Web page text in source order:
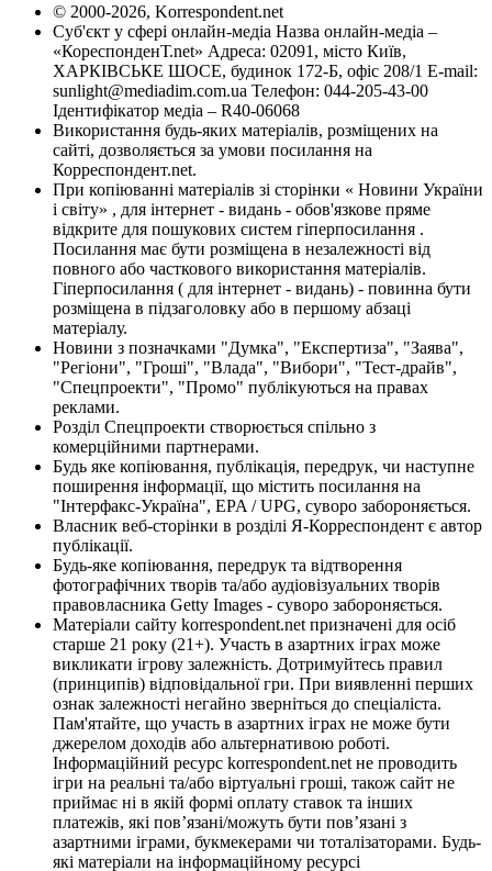
© 2000-2026, Korrespondent.net
Суб'єкт у сфері онлайн-медіа Назва онлайн-медіа –
«КореспонденТ.net» Адреса: 02091, місто Київ,
ХАРКІВСЬКЕ ШОСЕ, будинок 172-Б, офіс 208/1 E-mail:
sunlight@mediadim.com.ua Телефон: 044-205-43-00
Ідентифікатор медіа – R40-06068
Використання будь-яких матеріалів, розміщених на
сайті, дозволяється за умови посилання на
Корреспондент.net.
При копіюванні матеріалів зі сторінки « Новини України
і світу» , для інтернет - видань - обов'язкове пряме
відкрите для пошукових систем гіперпосилання .
Посилання має бути розміщена в незалежності від
повного або часткового використання матеріалів.
Гіперпосилання ( для інтернет - видань) - повинна бути
розміщена в підзаголовку або в першому абзаці
матеріалу.
Новини з позначками "Думка", "Експертиза", "Заява",
"Регіони", "Гроші", "Влада", "Вибори", "Тест-драйв",
"Спецпроекти", "Промо" публікуються на правах
реклами.
Розділ Спецпроекти створюється спільно з
комерційними партнерами.
Будь яке копіювання, публікація, передрук, чи наступне
поширення інформації, що містить посилання на
"Інтерфакс-Україна", EPA / UPG, суворо забороняється.
Власник веб-сторінки в розділі Я-Корреспондент є автор
публікації.
Будь-яке копіювання, передрук та відтворення
фотографічних творів та/або аудіовізуальних творів
правовласника Getty Images - суворо забороняється.
Матеріали сайту korrespondent.net призначені для осіб
старше 21 року (21+). Участь в азартних іграх може
викликати ігрову залежність. Дотримуйтесь правил
(принципів) відповідальної гри. При виявленні перших
ознак залежності негайно зверніться до спеціаліста.
Пам'ятайте, що участь в азартних іграх не може бути
джерелом доходів або альтернативою роботі.
Інформаційний ресурс korrespondent.net не проводить
ігри на реальні та/або віртуальні гроші, також сайт не
приймає ні в якій формі оплату ставок та інших
платежів, які пов’язані/можуть бути пов’язані з
азартними іграми, букмекерами чи тоталізаторами. Будь-
які матеріали на інформаційному ресурсі